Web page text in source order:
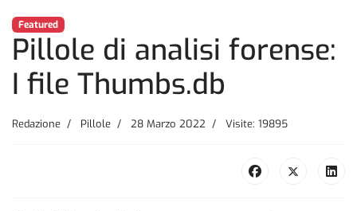
Featured
Pillole di analisi forense:
I file Thumbs.db
Redazione Pillole 28 Marzo 2022 Visite: 19895